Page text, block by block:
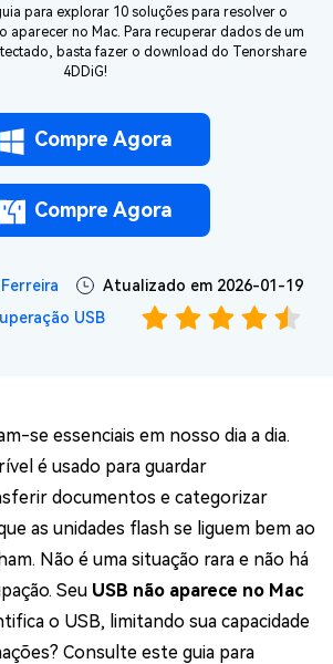
para explorar 10 soluções para resolver o
aparecer no Mac. Para recuperar dados de um
basta fazer o download do Tenorshare
4DDiG!
Compre Agora
Compre Agora
Atualizado em 2026-01-19
USB
se essenciais em nosso dia a dia.
é usado para guardar
documentos e categorizar
as unidades flash se liguem bem ao
Não é uma situação rara e não há
Seu USB não aparece no Mac
o USB, limitando sua capacidade
Consulte este guia para